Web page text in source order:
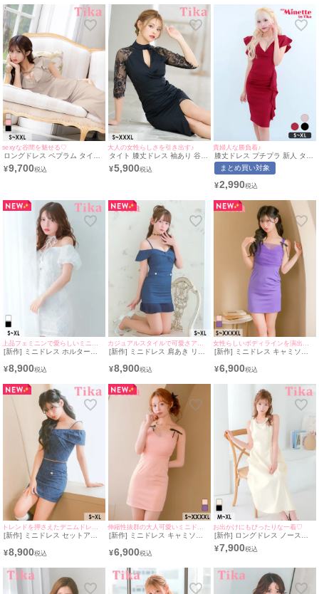
ト
sexyな谷間を魅せる♡
ロングドレス ペプラム タイト
スリット ノースリーブ ストレ
ッチ ジップ フリル袖 クロスネ
ld25918-ha] [Tika/ティカ]
¥9,700
大人の女性らしさを引き出す♪
タイト 膝丈ドレス 袖あり 谷間
大きいサイズ シンプル レース
大人 スリット 上品 ハイネック
¥5,900
貴婦人な勝負着♪
膝丈ドレス プチプラ 新人 タイ
ト セクシー 半袖 低身長 谷
間 ワインレッド 肩フリル V
ス (ひなたまる着用/S~XLサイ
ット
まとめ買い対象
¥2,990
[新作] ミニドレス ホルターネ
フスリーブ フリルエンブロイ
ダリーレース 白 XL タイト キ
ャバドレス (黒嵜菜々子着用)
[tk-md265203] [Tika/ティカ]
¥8,900
[新作] ミニドレス 肩あき リボ
ェイクポケット ブルー XL タ
イト キャバドレス (星乃リア着
用) [tk-md264804] [Tika/ティ
カ]
¥8,900
[新作] ミニドレス キャミソー
トレッチ 大きいサイズ XL
XXL 4L 5L 紫 パープル タイト
キャバドレス (横田未来着用)
[tk-md234403-ha] [Tika/ティ
¥6,900
[新作] ミニドレス セットアッ
風 デニム ブルー XL タイト キ
ャバドレス (横田未来着用) [tk-
mdsyu501119] [Tika/ティカ]
¥8,900
[新作] ミニドレス キャミソー
トレッチ 大きいサイズ XL
XXL 4L 5L ピンク タイト キャ
バドレス (雨宮由乙花着用) [tk-
md234403-h] [Tika/ティカ]
¥6,900
お出かけにもぴったりな一着♡
[新作] ロングドレス ノースリ
ーブ パール ビジュー 高身長
同伴 お呼ばれ 胸元カバー 下着
キャバドレス (聖菜着用)［tk-
ld26021］ [Tika/ティカ]
¥7,900